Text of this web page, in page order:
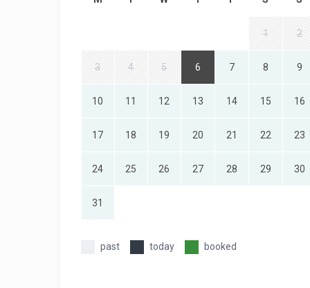
1 2
3 4 5 6 7 8 9
10 11 12 13 14 15 16
17 18 19 20 21 22 23
24 25 26 27 28 29 30
31
past today booked